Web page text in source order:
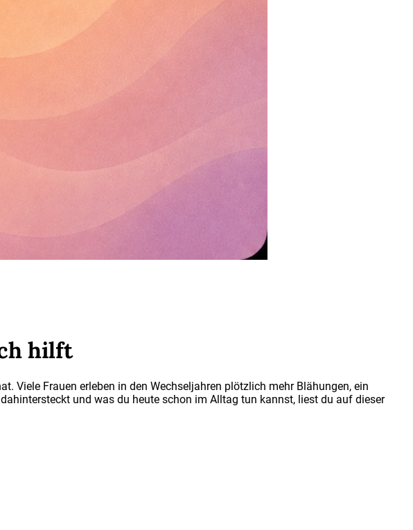
hilft
Viele Frauen erleben in den Wechseljahren plötzlich mehr Blähungen, ein
und was du heute schon im Alltag tun kannst, liest du auf dieser